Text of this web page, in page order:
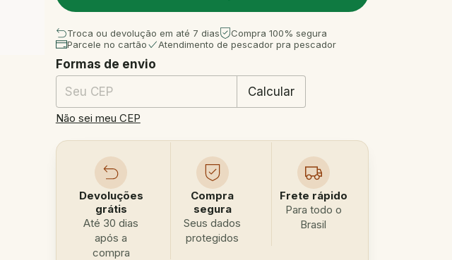
Troca ou devolução em até 7 dias
Compra 100% segura
Parcele no cartão
Atendimento de pescador pra pescador
Entregas para o CEP:
Formas de envio
Calcular
Não sei meu CEP
Devoluções
grátis
Até 30 dias
após a
compra
Compra
segura
Seus dados
protegidos
Frete rápido
Para todo o
Brasil